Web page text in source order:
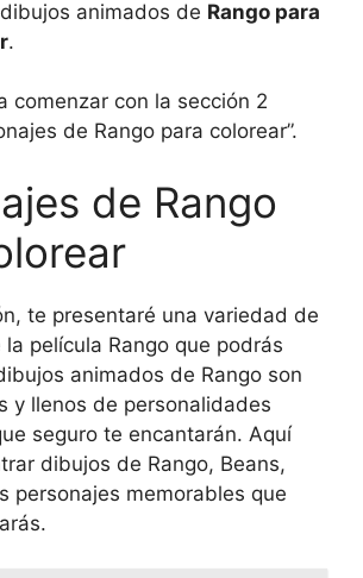
animados de Rango para
.
comenzar con la sección 2
de Rango para colorear”.
de Rango
te presentaré una variedad de
película Rango que podrás
animados de Rango son
y llenos de personalidades
seguro te encantarán. Aquí
dibujos de Rango, Beans,
personajes memorables que